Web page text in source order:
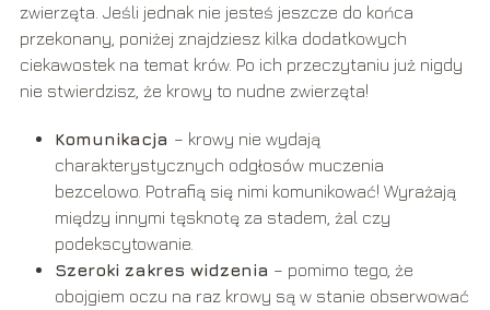
zwierzęta. Jeśli jednak nie jesteś jeszcze do końca
przekonany, poniżej znajdziesz kilka dodatkowych
ciekawostek na temat krów. Po ich przeczytaniu już nigdy
nie stwierdzisz, że krowy to nudne zwierzęta!
Komunikacja – krowy nie wydają
charakterystycznych odgłosów muczenia
bezcelowo. Potrafią się nimi komunikować! Wyrażają
między innymi tęsknotę za stadem, żal czy
podekscytowanie.
Szeroki zakres widzenia – pomimo tego, że
obojgiem oczu na raz krowy są w stanie obserwować